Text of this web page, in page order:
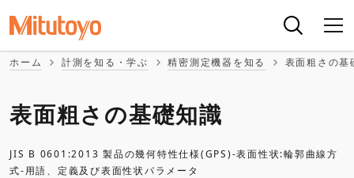
ホーム 計測を知る・学ぶ 精密測定機器を知る 表面粗さの基
表面粗さの基礎知識
JIS B 0601:2013 製品の幾何特性仕様(GPS)-表面性状:輪郭曲線方
式-用語、定義及び表面性状パラメータ